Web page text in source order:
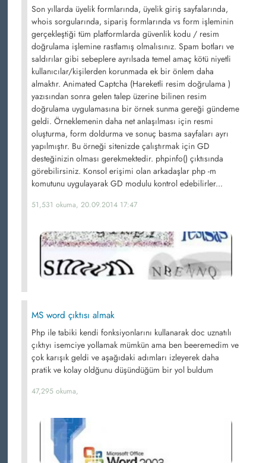
Son yıllarda üyelik formlarında, üyelik giriş sayfalarında,
whois sorgularında, sipariş formlarında vs form işleminin
gerçekleştiği tüm platformlarda güvenlik kodu / resim
doğrulama işlemine rastlamış olmalısınız. Spam botları ve
saldırılar gibi sebeplere ayrılsada temel amaç kötü niyetli
kullanıcılar/kişilerden korunmada ek bir önlem daha
almaktır. Animated Captcha (Hareketli resim doğrulama )
yazısından sonra gelen talep üzerine bilinen resim
doğrulama uygulamasına bir örnek sunma gereği gündeme
geldi. Örneklemenin daha net anlaşılması için resmi
oluşturma, form doldurma ve sonuç basma sayfaları ayrı
yapılmıştır. Bu örneği sitenizde çalıştırmak için GD
desteğinizin olması gerekmektedir. phpinfo() çıktısında
görebilirsiniz. Konsol erişimi olan arkadaşlar php -m
komutunu uygulayarak GD modulu kontrol edebilirler...
51,531 okuma, 20.09.2014 17:47
MS word çıktısı almak
Php ile tabiki kendi fonksiyonlarını kullanarak doc uznatılı
çıktıyı isemciye yollamak mümkün ama ben beeremedim ve
çok karışık geldi ve aşağıdaki adımları izleyerek daha
pratik ve kolay oldğunu düşündüğüm bir yol buldum
47,295 okuma,